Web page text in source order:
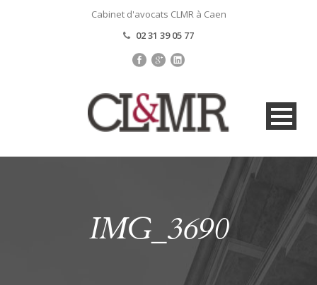
Cabinet d'avocats CLMR à Caen
02 31 39 05 77
IMG_3690